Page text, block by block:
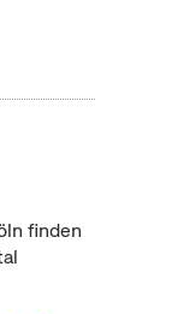
finden